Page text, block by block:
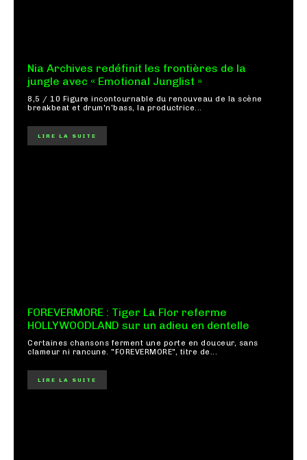
Nia Archives redéfinit les frontières de la
jungle avec « Emotional Junglist »
8,5 / 10 Figure incontournable du renouveau de la scène
breakbeat et drum'n'bass, la productrice...
LIRE LA SUITE
FOREVERMORE : Tiger La Flor referme
HOLLYWOODLAND sur un adieu en dentelle
Certaines chansons ferment une porte en douceur, sans
clameur ni rancune. "FOREVERMORE", titre de...
LIRE LA SUITE